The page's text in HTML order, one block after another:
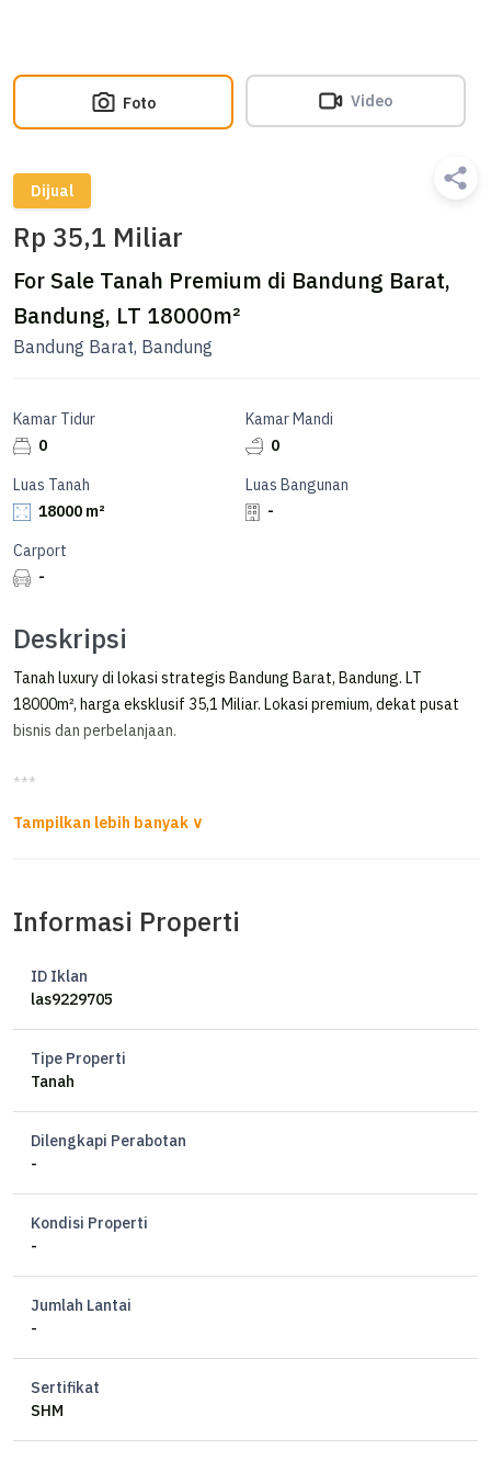
Foto Video
Dijual
Rp 35,1 Miliar
For Sale Tanah Premium di Bandung Barat,
Bandung, LT 18000m²
Bandung Barat, Bandung
Kamar Tidur
0
Kamar Mandi
0
Luas Tanah
18000 m²
Luas Bangunan
-
Carport
-
Deskripsi
Tanah luxury di lokasi strategis Bandung Barat, Bandung. LT
18000m², harga eksklusif 35,1 Miliar. Lokasi premium, dekat pusat
bisnis dan perbelanjaan.
***
4 Km ke Stasiun Whoosh KCIC
Lingkungan Industri Berkembang
Informasi Properti
ID Iklan
las9229705
Tipe Properti
Tanah
Dilengkapi Perabotan
-
Kondisi Properti
-
Jumlah Lantai
-
Sertifikat
SHM